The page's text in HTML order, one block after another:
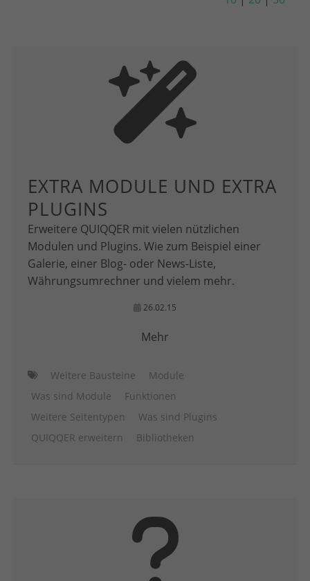
EXTRA MODULE UND EXTRA
PLUGINS
Erweitere QUIQQER mit vielen nützlichen
Modulen und Plugins. Wie zum Beispiel einer
Galerie, einer Blog- oder News-Liste,
Währungsumrechner und vielem mehr.
26.02.15
Mehr
Weitere Bausteine
Module
Was sind Module
Funktionen
Weitere Seitentypen
Was sind Plugins
QUIQQER erweitern
Bibliotheken